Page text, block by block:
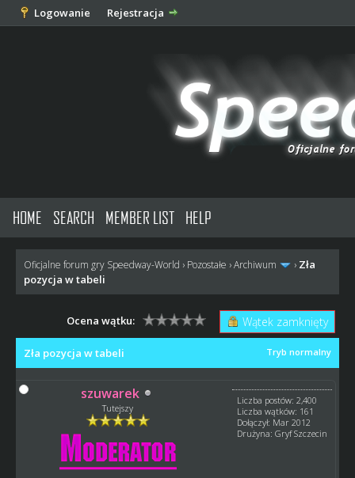
Logowanie Rejestracja
HOME SEARCH MEMBER LIST HELP
Oficjalne forum gry Speedway-World › Pozostałe ›Archiwum › Zła
pozycja w tabeli
Wątek zamknięty
Ocena wątku:
Tryb normalny
Zła pozycja w tabeli
szuwarek
Tutejszy
Liczba postów: 2,400
Liczba wątków: 161
Dołączył: Mar 2012
Drużyna: Gryf Szczecin